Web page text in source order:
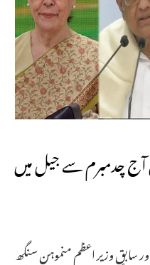
آج چدمبرم سے جیل میں
سابق وزیر اعظم منموہن سنگھ